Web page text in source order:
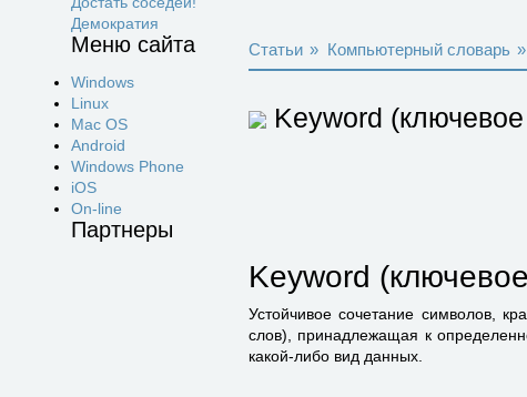
Демократия
Меню сайта
Windows
Linux
Mac OS
Android
Windows Phone
iOS
On-line
Партнеры
Статьи » Компьютерный словарь »
Keyword
Keyword
Устойчивое сочетание символов,
слов), принадлежащая к
какой-либо вид данных.